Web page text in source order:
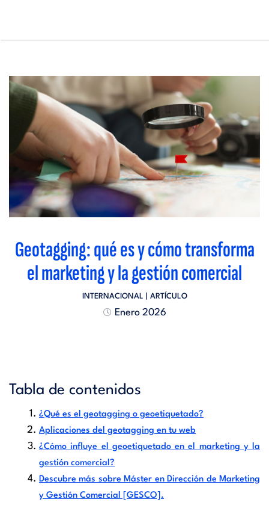
principal
Geotagging: qué es y cómo transforma
el marketing y la gestión comercial
INTERNACIONAL | ARTÍCULO
Enero 2026
Tabla de contenidos
¿Qué es el geotagging o geoetiquetado?
Aplicaciones del geotagging en tu web
¿Cómo influye el geoetiquetado en el marketing y la
gestión comercial?
Descubre más sobre Máster en Dirección de Marketing
y Gestión Comercial [GESCO].